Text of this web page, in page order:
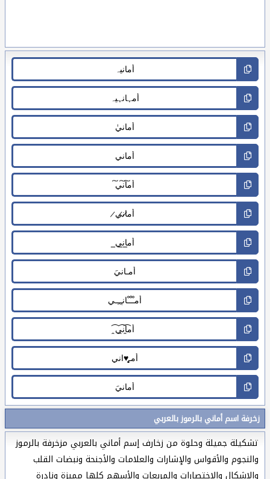
زخرفة اسم أماني بالرموز بالعربي
تشكيلة جميلة وحلوة من زخارف إسم أماني بالعربي مزخرفة بالرموز
والنجوم والأقواس والإشارات والعلامات والأجنحة ونبضات القلب
والاشكال والاختصارات والمربعات والأسهم كلها مميزة ونادرة